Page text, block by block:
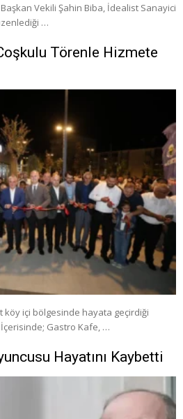
Vekili Şahin Biba, İdealist Sanayici
…
Törenle Hizmete
köy içi bölgesinde hayata geçirdiği
Gastro Kafe, …
Hayatını Kaybetti